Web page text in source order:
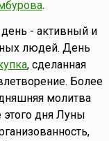
.
- активный и
людей. День
, сделанная
Более
молитва
дня Луны